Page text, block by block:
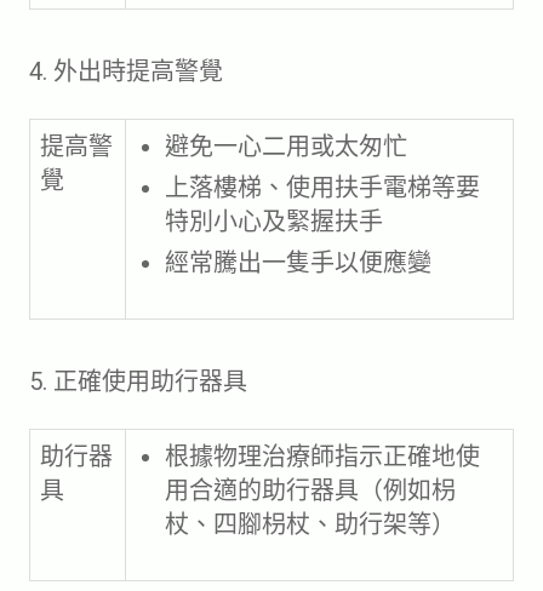
4. 外出時提高警覺
提高警
覺
避免一心二用或太匆忙
上落樓梯、使用扶手電梯等要
特別小心及緊握扶手
經常騰出一隻手以便應變
5. 正確使用助行器具
助行器
具
根據物理治療師指示正確地使
用合適的助行器具（例如枴
杖、四腳枴杖、助行架等）